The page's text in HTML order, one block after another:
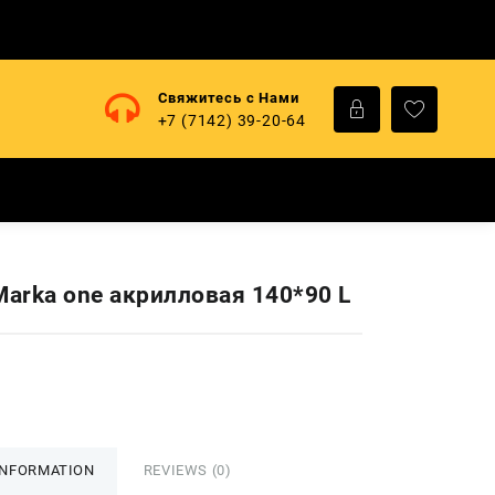
Свяжитесь с Нами
+7 (7142) 39-20-64
one акрилловая 140*90 L
REVIEWS (0)